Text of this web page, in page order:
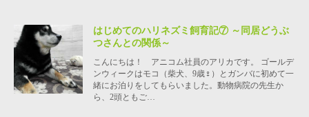
はじめてのハリネズミ飼育記⑦ ～同居どうぶ
つさんとの関係～
こんにちは！ アニコム社員のアリカです。 ゴールデ
ンウィークはモコ（柴犬、9歳♀）とガンバに初めて一
緒にお泊りをしてもらいました。動物病院の先生か
ら、2頭ともご…